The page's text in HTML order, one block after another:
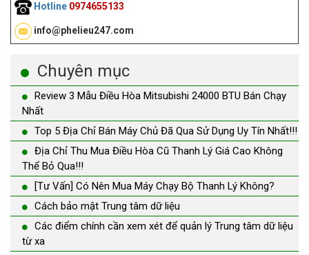
Hotline 0974655133
info@phelieu247.com
Chuyên mục
Review 3 Mẫu Điều Hòa Mitsubishi 24000 BTU Bán Chạy
Nhất
Top 5 Địa Chỉ Bán Máy Chủ Đã Qua Sử Dụng Uy Tín Nhất!!!
Địa Chỉ Thu Mua Điều Hòa Cũ Thanh Lý Giá Cao Không
Thể Bỏ Qua!!!
[Tư Vấn] Có Nên Mua Máy Chạy Bộ Thanh Lý Không?
Cách bảo mật Trung tâm dữ liệu
Các điểm chính cần xem xét để quản lý Trung tâm dữ liệu
từ xa